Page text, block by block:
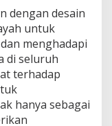
dengan desain
untuk
menghadapi
di seluruh
terhadap
hanya sebagai